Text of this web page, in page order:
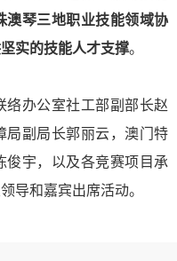
澳琴三地职业技能领域协
实的技能人才支撑。
络办公室社工部副部长赵
局副局长郭丽云，澳门特
俊宇，以及各竞赛项目承
导和嘉宾出席活动。